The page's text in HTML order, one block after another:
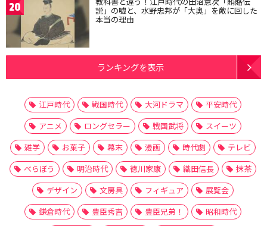
20 説」の嘘と、水野忠邦が「大奥」を敵に回した
本当の理由
ランキングを表示
江戸時代 戦国時代 大河ドラマ
平安時代
アニメ
ロングセラー 戦国武将
スイーツ
雑学
お菓子 幕末 漫画 時代劇
テレビ
べらぼう
明治時代 徳川家康 織田信長
抹茶
デザイン
文房具 フィギュア
展覧会
鎌倉時代
豊臣秀吉 豊臣兄弟！
昭和時代